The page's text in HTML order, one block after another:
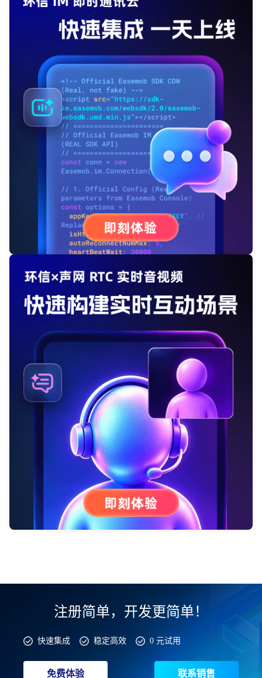
注册简单，开发更简单！
快速集成 稳定高效 0 元试用
免费体验 联系销售
我已阅读并同意通讯云服务条款 和通讯云隐私政策
提交
登录即时通讯云